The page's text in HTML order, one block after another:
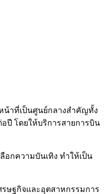
น้าที่เป็นศูนย์กลางสำคัญทั้ง
ปี โดยให้บริการสายการบิน
อกความบันเทิง ทำให้เป็น
ษฐกิจและอุตสาหกรรมการ